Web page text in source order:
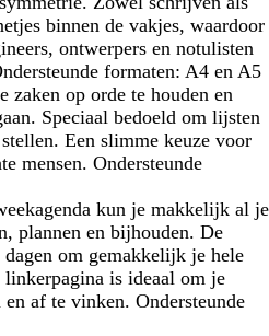
binnen de vakjes, waardoor
ontwerpers en notulisten
formaten: A4 en A5
zaken op orde te houden en
Speciaal bedoeld om lijsten
Een slimme keuze voor
mensen. Ondersteunde
kun je makkelijk al je
plannen en bijhouden. De
om gemakkelijk je hele
linkerpagina is ideaal om je
af te vinken. Ondersteunde